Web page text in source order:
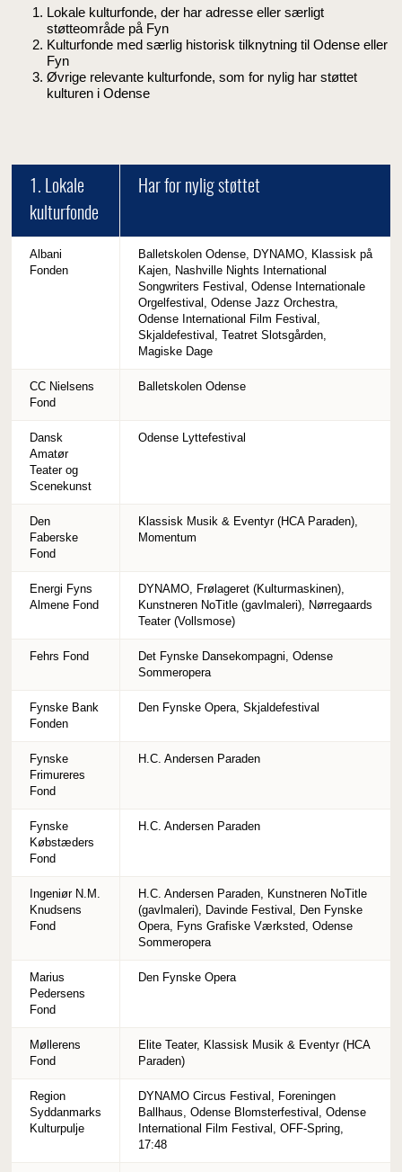
Lokale kulturfonde, der har adresse eller særligt
støtteområde på Fyn
Kulturfonde med særlig historisk tilknytning til Odense eller
Fyn
Øvrige relevante kulturfonde, som for nylig har støttet
kulturen i Odense
1. Lokale
kulturfonde
Har for nylig støttet
Albani
Fonden
Balletskolen Odense, DYNAMO, Klassisk på
Kajen, Nashville Nights International
Songwriters Festival, Odense Internationale
Orgelfestival, Odense Jazz Orchestra,
Odense International Film Festival,
Skjaldefestival, Teatret Slotsgården,
Magiske Dage
CC Nielsens
Fond
Balletskolen Odense
Dansk
Amatør
Teater og
Scenekunst
Odense Lyttefestival
Den
Faberske
Fond
Klassisk Musik & Eventyr (HCA Paraden),
Momentum
Energi Fyns
Almene Fond
DYNAMO, Frølageret (Kulturmaskinen),
Kunstneren NoTitle (gavlmaleri), Nørregaards
Teater (Vollsmose)
Fehrs Fond
Det Fynske Dansekompagni, Odense
Sommeropera
Fynske Bank
Fonden
Den Fynske Opera, Skjaldefestival
Fynske
Frimureres
Fond
H.C. Andersen Paraden
Fynske
Købstæders
Fond
H.C. Andersen Paraden
Ingeniør N.M.
Knudsens
Fond
H.C. Andersen Paraden, Kunstneren NoTitle
(gavlmaleri), Davinde Festival, Den Fynske
Opera, Fyns Grafiske Værksted, Odense
Sommeropera
Marius
Pedersens
Fond
Den Fynske Opera
Møllerens
Fond
Elite Teater, Klassisk Musik & Eventyr (HCA
Paraden)
Region
Syddanmarks
Kulturpulje
DYNAMO Circus Festival, Foreningen
Ballhaus, Odense Blomsterfestival, Odense
International Film Festival, OFF-Spring,
17:48